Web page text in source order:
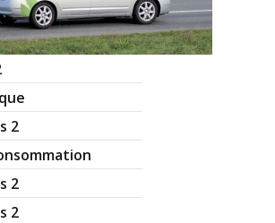
2
2
2